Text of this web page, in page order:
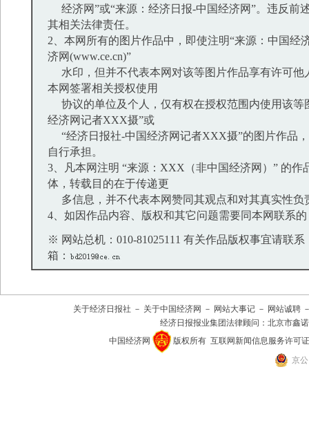
经济网”或“来源：经济日报-中国经济网”。违反前
其相关法律责任。
2、本网所有的图片作品中，即使注明“来源：中国经
济网(www.ce.cn)”
水印，但并不代表本网对该等图片作品享有许可他
本网签署相关授权使用
协议的单位及个人，仅有权在授权范围内使用该等
经济网记者XXX摄”或
“经济日报社-中国经济网记者XXX摄”的图片作品
自行承担。
3、凡本网注明 “来源：XXX（非中国经济网）” 的作
体，转载目的在于传递更
多信息，并不代表本网赞同其观点和对其真实性负
4、如因作品内容、版权和其它问题需要同本网联系
※ 网站总机：010-81025111 有关作品版权事宜请联系
箱：
关于经济日报社 － 关于中国经济网 － 网站大事记 － 网站诚聘
经济日报报业集团法律顾问： 北京市鑫
中国经济网
版权所有 互联网新闻信息服务许可证
京公